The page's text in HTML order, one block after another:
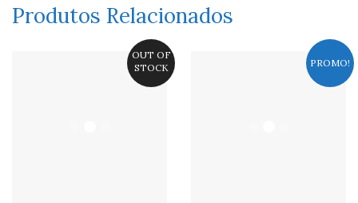
Produtos Relacionados
OUT OF
STOCK
PROMO!